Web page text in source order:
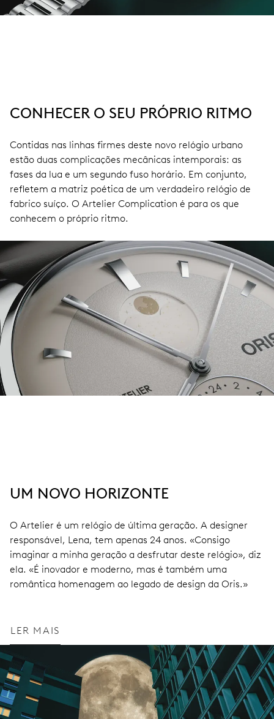
CONHECER O SEU PRÓPRIO RITMO
Contidas nas linhas firmes deste novo relógio urbano
estão duas complicações mecânicas intemporais: as
fases da lua e um segundo fuso horário. Em conjunto,
refletem a matriz poética de um verdadeiro relógio de
fabrico suíço. O Artelier Complication é para os que
conhecem o próprio ritmo.
UM NOVO HORIZONTE
O Artelier é um relógio de última geração. A designer
responsável, Lena, tem apenas 24 anos. «Consigo
imaginar a minha geração a desfrutar deste relógio», diz
ela. «É inovador e moderno, mas é também uma
romântica homenagem ao legado de design da Oris.»
LER MAIS